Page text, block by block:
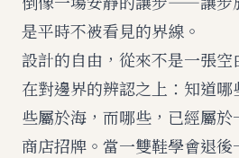
是平時不被看見的界線。
設計的自由，從來不是一張
在對邊界的辨認之上：知道
些屬於海，而哪些，已經屬
商店招牌。當一雙鞋學會退